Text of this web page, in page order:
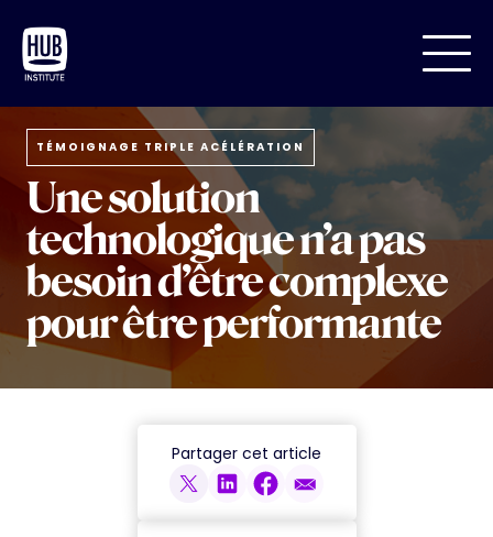
TÉMOIGNAGE TRIPLE ACÉLÉRATION
Une solution
technologique n’a pas
besoin d’être complexe
pour être performante
Partager cet article